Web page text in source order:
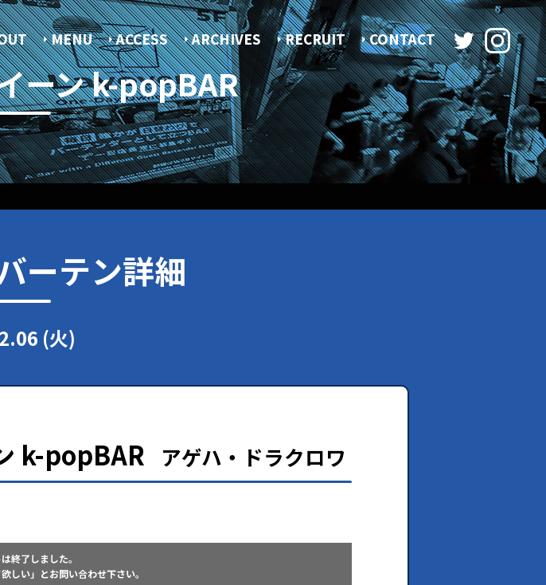
ーン k-popBAR
MENU ACCESS ARCHIVES RECRUIT CONTACT
ーテン詳細
(火)
k-popBAR アゲハ・ドラクロワ
終了しました。
しい」とお問い合わせ下さい。